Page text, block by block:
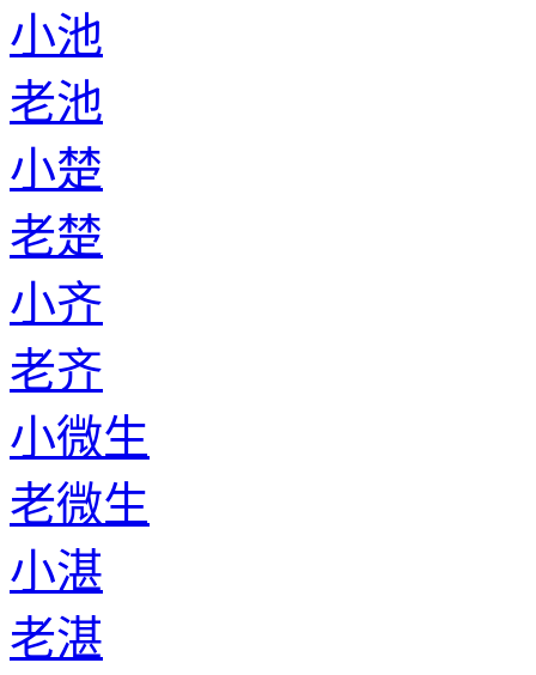
小池
老池
小楚
老楚
小齐
老齐
小微生
老微生
小湛
老湛